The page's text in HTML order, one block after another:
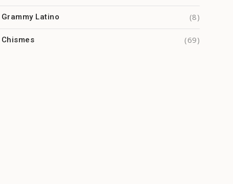
Grammy Latino (8)
Chismes (69)